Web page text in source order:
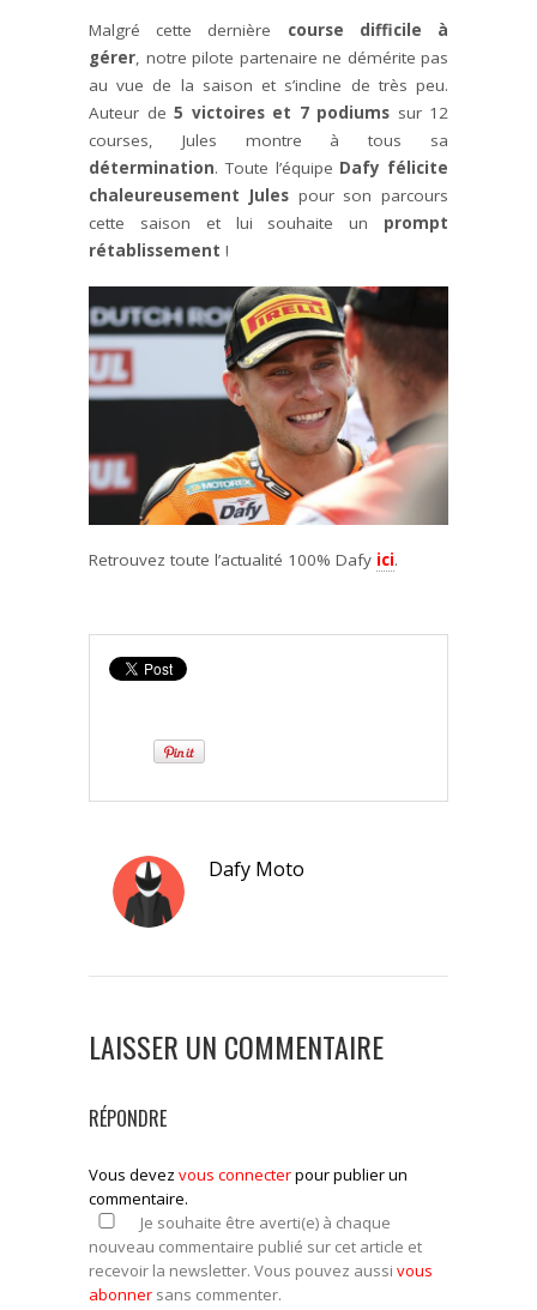
Malgré cette dernière course difficile à
gérer, notre pilote partenaire ne démérite pas
au vue de la saison et s’incline de très peu.
Auteur de 5 victoires et 7 podiums sur 12
courses, Jules montre à tous sa
détermination. Toute l’équipe Dafy félicite
chaleureusement Julespour son parcours
cette saison et lui souhaite un prompt
rétablissement !
Retrouvez toute l’actualité 100% Dafy ici.
Dafy Moto
LAISSER UN COMMENTAIRE
RÉPONDRE
Vous devez vous connecterpour publier un
commentaire.
Je souhaite être averti(e) à chaque
nouveau commentaire publié sur cet article et
recevoir la newsletter. Vous pouvez aussi vous
abonner sans commenter.